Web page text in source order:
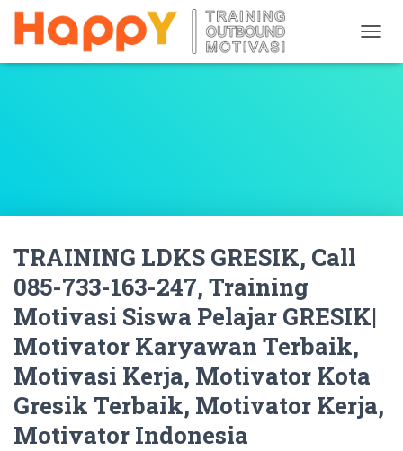
O
G
TRAINING LDKS GRESIK, Call
085-733-163-247, Training
Motivasi Siswa Pelajar GRESIK|
Motivator Karyawan Terbaik,
Motivasi Kerja, Motivator Kota
Gresik Terbaik, Motivator Kerja,
Motivator Indonesia